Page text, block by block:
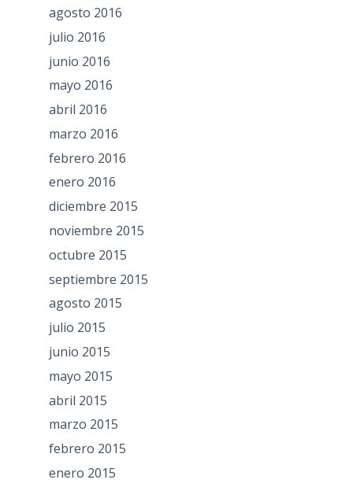
agosto 2016
julio 2016
junio 2016
mayo 2016
abril 2016
marzo 2016
febrero 2016
enero 2016
diciembre 2015
noviembre 2015
octubre 2015
septiembre 2015
agosto 2015
julio 2015
junio 2015
mayo 2015
abril 2015
marzo 2015
febrero 2015
enero 2015